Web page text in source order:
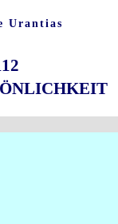
Urantias